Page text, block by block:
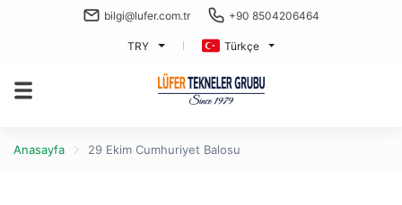
bilgi@lufer.com.tr +90 8504206464
TRY Türkçe
Anasayfa 29 Ekim Cumhuriyet Balosu